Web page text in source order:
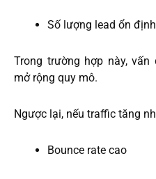
Số lượng lead ổn định
Trong trường hợp này,
mở rộng quy mô.
Ngược lại, nếu traffic tăng
Bounce rate cao